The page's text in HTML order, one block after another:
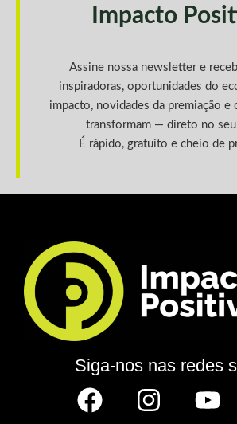
Impacto
Assine nossa newsletter e
inspiradoras, oportunidades do
impacto, novidades da premiação e
transformam — direto no
É rápido, gratuito e cheio de
Siga-nos nas redes